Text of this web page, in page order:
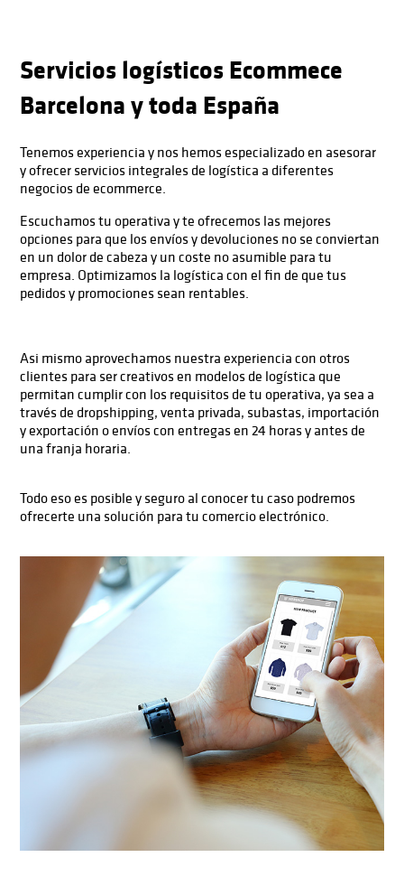
Servicios logísticos Ecommece
Barcelona y toda España
Tenemos experiencia y nos hemos especializado en asesorar
y ofrecer servicios integrales de logística a diferentes
negocios de ecommerce.
Escuchamos tu operativa y te ofrecemos las mejores
opciones para que los envíos y devoluciones no se conviertan
en un dolor de cabeza y un coste no asumible para tu
empresa. Optimizamos la logística con el fin de que tus
pedidos y promociones sean rentables.
Asi mismo aprovechamos nuestra experiencia con otros
clientes para ser creativos en modelos de logística que
permitan cumplir con los requisitos de tu operativa, ya sea a
través de dropshipping, venta privada, subastas, importación
y exportación o envíos con entregas en 24 horas y antes de
una franja horaria.
Todo eso es posible y seguro al conocer tu caso podremos
ofrecerte una solución para tu comercio electrónico.